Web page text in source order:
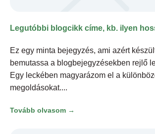
Legutóbbi blogcikk címe, kb. ilyen
Ez egy minta bejegyzés, ami azért
bemutassa a blogbejegyzésekben rejlő
Egy leckében magyarázom el a
megoldásokat.
Tovább olvasom →